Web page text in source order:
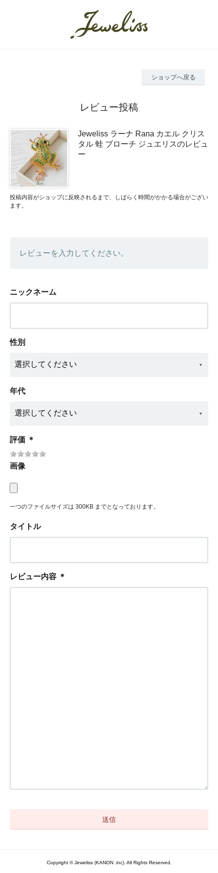
ショップへ戻る
レビュー投稿
Jeweliss ラーナ Rana カエル クリス
タル 蛙 ブローチ ジュエリスのレビュ
ー
投稿内容がショップに反映されるまで、しばらく時間がかかる場合がござい
ます。
レビューを入力してください。
ニックネーム
性別
年代
評価 ＊
画像
一つのファイルサイズは 300KB までとなっております。
タイトル
レビュー内容 ＊
Copyright © Jeweliss (KANON .inc). All Rights Reserved.